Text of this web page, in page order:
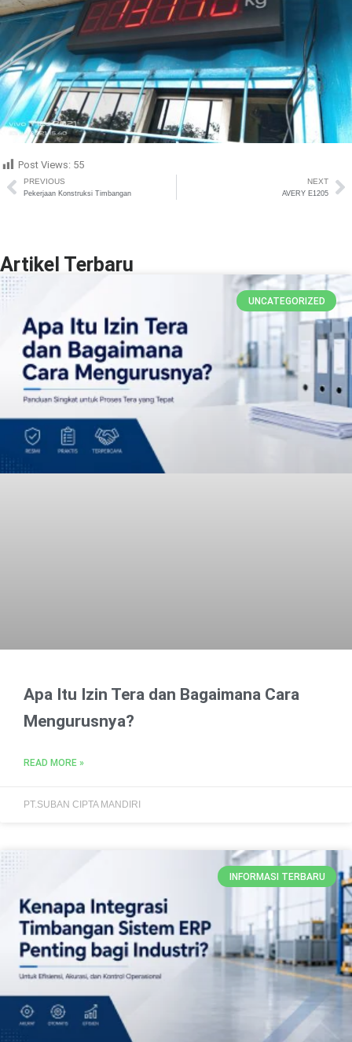
Post Views: 55
PREVIOUS
Pekerjaan Konstruksi Timbangan
NEXT
AVERY E1205
Artikel Terbaru
UNCATEGORIZED
Apa Itu Izin Tera dan Bagaimana Cara
Mengurusnya?
READ MORE »
PT.SUBAN CIPTA MANDIRI
INFORMASI TERBARU